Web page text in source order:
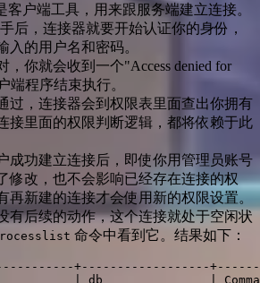
客户端工具，用来跟服务端建立连接。
后，连接器就要开始认证你的身份，
入的用户名和密码。
你就会收到一个"Access denied for
端程序结束执行。
过，连接器会到权限表里面查出你拥有
接里面的权限判断逻辑，都将依赖于此
成功建立连接后，即使你用管理员账号
修改，也不会影响已经存在连接的权
再新建的连接才会使用新的权限设置。
有后续的动作，这个连接就处于空闲状
命令中看到它。结果如下：
+------------------
| db               |